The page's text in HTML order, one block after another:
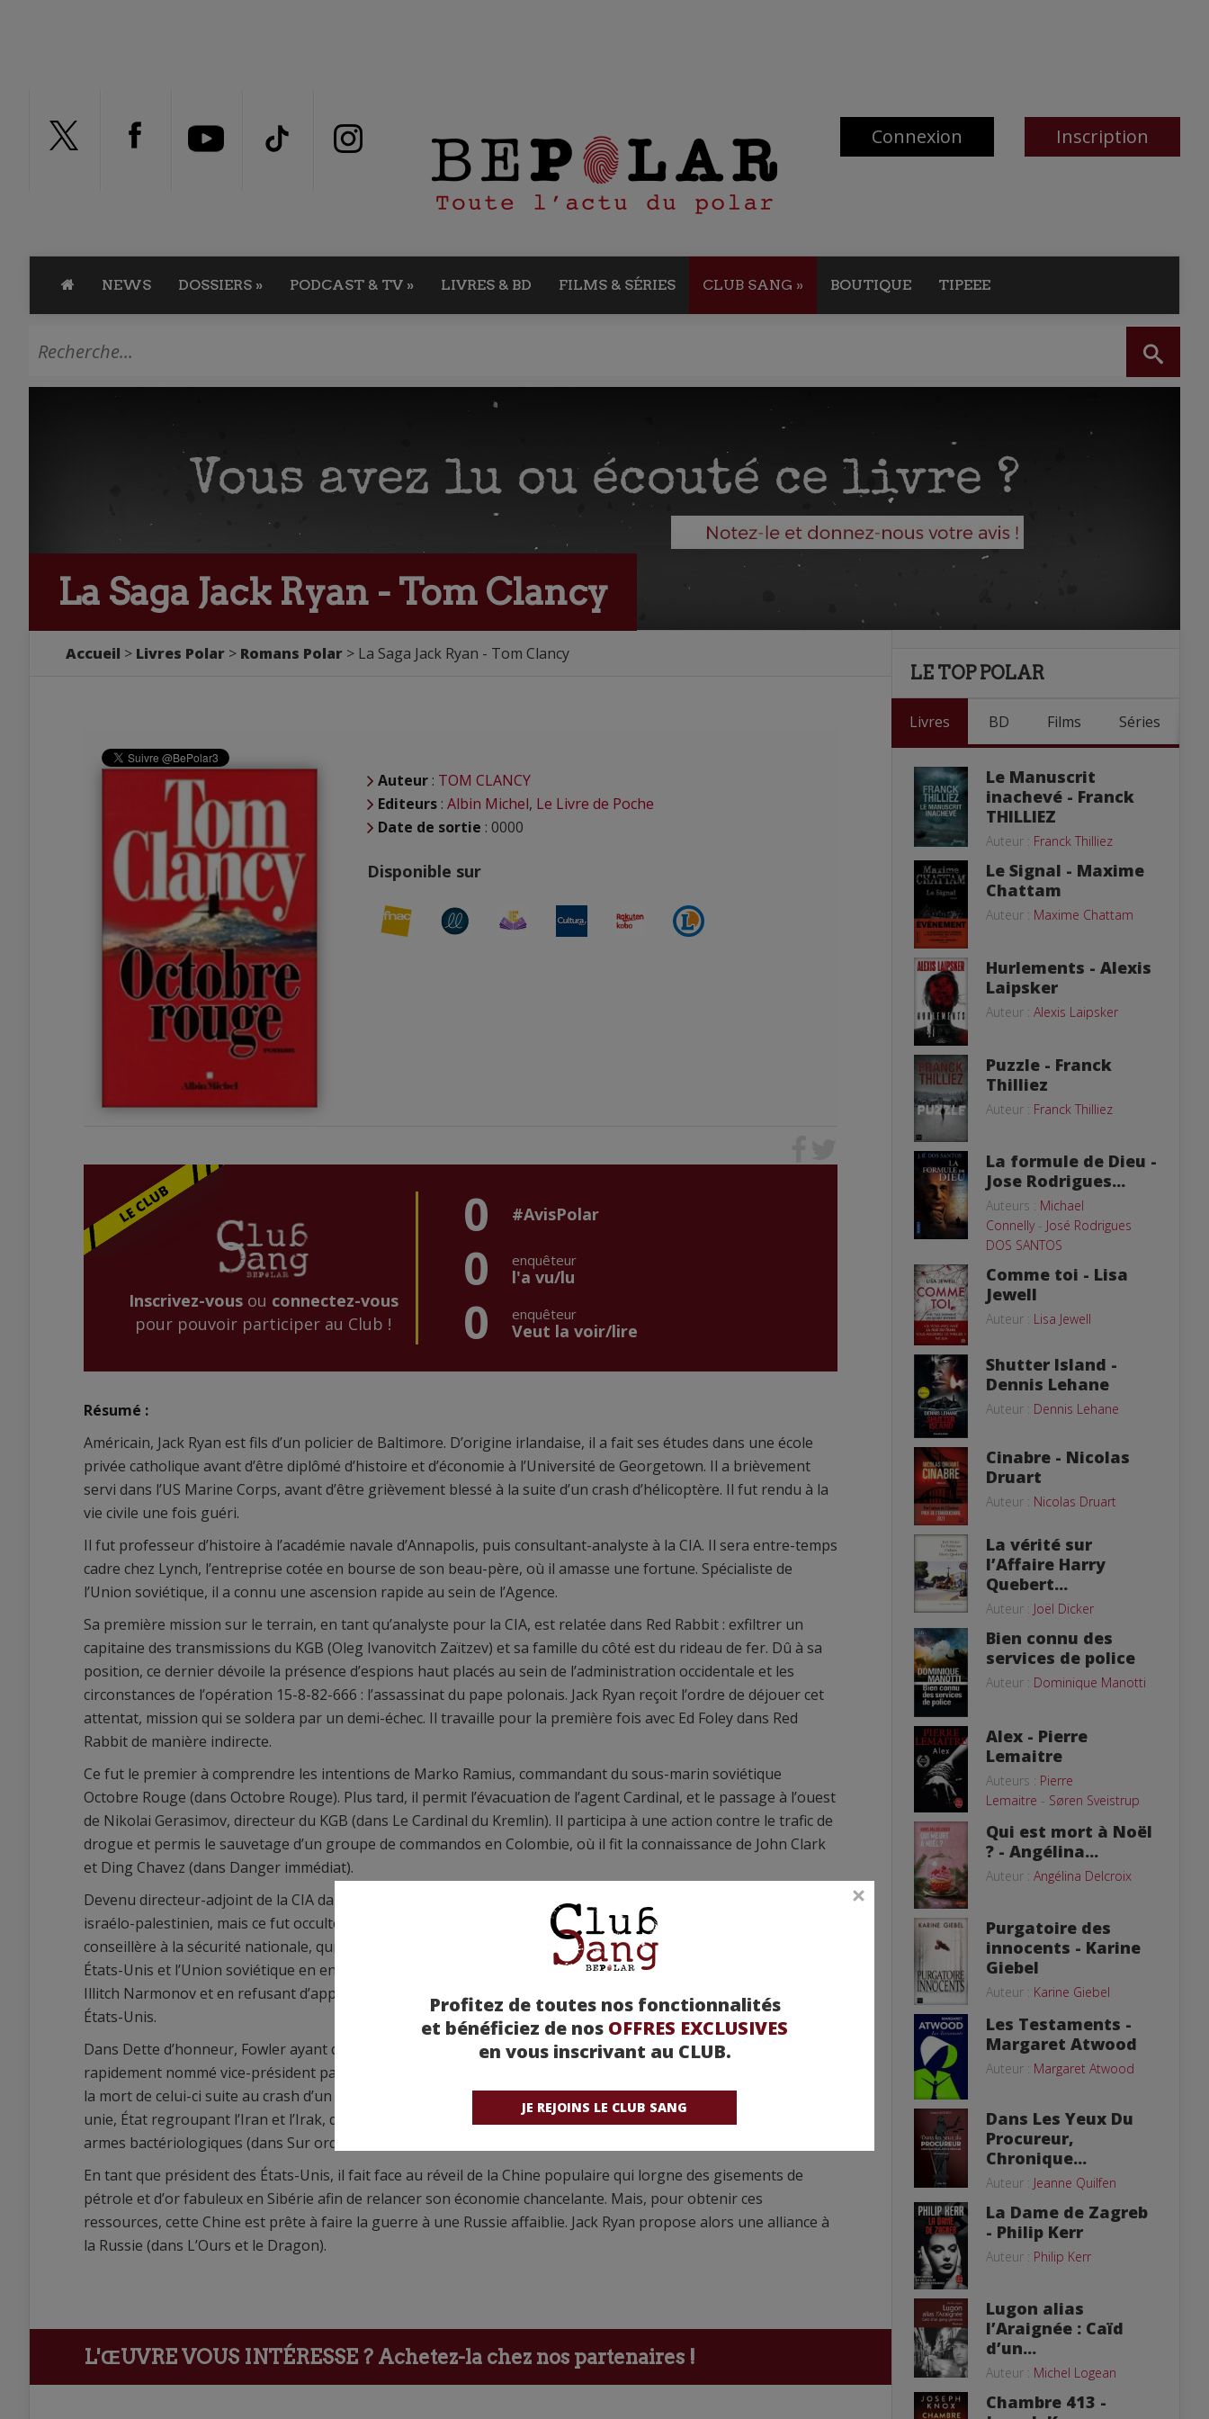
Connexion Inscription
NEWS DOSSIERS » PODCAST & TV » LIVRES & BD FILMS & SÉRIES CLUB SANG » BOUTIQUE TIPEEE
Profitez de toutes nos fonctionnalités
et bénéficiez de nos OFFRES EXCLUSIVES
en vous inscrivant au CLUB.
JE REJOINS LE CLUB SANG
La Saga Jack Ryan - Tom Clancy
Accueil Livres Polar Romans Polar La Saga Jack Ryan - Tom Clancy
Auteur : TOM CLANCY
Editeurs : Albin Michel, Le Livre de Poche
Date de sortie : 0000
Disponible sur
Inscrivez-vousou connectez-vous
pour pouvoir participer au Club !
0 #AvisPolar
0 enquêteur
l'a vu/lu
0 enquêteur
Veut la voir/lire
Résumé :
Américain, Jack Ryan est fils d’un policier de Baltimore. D’origine irlandaise, il a fait ses études dans une école
privée catholique avant d’être diplômé d’histoire et d’économie à l’Université de Georgetown. Il a brièvement
servi dans l’US Marine Corps, avant d’être grièvement blessé à la suite d’un crash d’hélicoptère. Il fut rendu à la
vie civile une fois guéri.
Il fut professeur d’histoire à l’académie navale d’Annapolis, puis consultant-analyste à la CIA. Il sera entre-temps
cadre chez Lynch, l’entreprise cotée en bourse de son beau-père, où il amasse une fortune. Spécialiste de
l’Union soviétique, il a connu une ascension rapide au sein de l’Agence.
Sa première mission sur le terrain, en tant qu’analyste pour la CIA, est relatée dans Red Rabbit : exfiltrer un
capitaine des transmissions du KGB (Oleg Ivanovitch Zaïtzev) et sa famille du côté est du rideau de fer. Dû à sa
position, ce dernier dévoile la présence d’espions haut placés au sein de l’administration occidentale et les
circonstances de l’opération 15-8-82-666 : l’assassinat du pape polonais. Jack Ryan reçoit l’ordre de déjouer cet
attentat, mission qui se soldera par un demi-échec. Il travaille pour la première fois avec Ed Foley dans Red
Rabbit de manière indirecte.
Ce fut le premier à comprendre les intentions de Marko Ramius, commandant du sous-marin soviétique
Octobre Rouge (dans Octobre Rouge). Plus tard, il permit l’évacuation de l’agent Cardinal, et le passage à l’ouest
de Nikolai Gerasimov, directeur du KGB (dans Le Cardinal du Kremlin). Il participa à une action contre le trafic de
drogue et permis le sauvetage d’un groupe de commandos en Colombie, où il fit la connaissance de John Clark
et Ding Chavez (dans Danger immédiat).
Devenu directeur-adjoint de la CIA dans La Somme de toutes les peurs, il fut le principal artisan du plan de paix
israélo-palestinien, mais ce fut occulté par Robert Fowler, président des États-Unis et par Elizabeth Elliot,
conseillère à la sécurité nationale, qui le détestait. Dans cette affaire, il évita une guerre nucléaire entre les
États-Unis et l’Union soviétique en entrant directement en communication avec le président soviétique Andrei
Illitch Narmonov et en refusant d’approuver des frappes nucléaires préventives ordonnées par le président des
États-Unis.
Dans Dette d’honneur, Fowler ayant démissionné, il fut nommé conseiller à la sécurité nationale. Il fut ensuite
rapidement nommé vice-président par le président américain Roger Durling, puis devint président par intérim à
la mort de celui-ci suite au crash d’un Boeing sur le Capitole, menant la guerre contre la République islamique
unie, État regroupant l’Iran et l’Irak, dirigé par l’ayatollah Daryaei, qui avait attaqué les États-Unis avec des
armes bactériologiques (dans Sur ordre).
En tant que président des États-Unis, il fait face au réveil de la Chine populaire qui lorgne des gisements de
pétrole et d’or fabuleux en Sibérie afin de relancer son économie chancelante. Mais, pour obtenir ces
ressources, cette Chine est prête à faire la guerre à une Russie affaiblie. Jack Ryan propose alors une alliance à
la Russie (dans L’Ours et le Dragon).
L'ŒUVRE VOUS INTÉRESSE ? Achetez-la chez nos partenaires !
LE TOP POLAR
Livres BD Films Séries
Le Manuscrit
inachevé - Franck
THILLIEZ
Auteur : Franck Thilliez
Le Signal - Maxime
Chattam
Auteur : Maxime Chattam
Hurlements - Alexis
Laipsker
Auteur : Alexis Laipsker
Puzzle - Franck
Thilliez
Auteur : Franck Thilliez
La formule de Dieu -
Jose Rodrigues...
Auteurs : Michael
Connelly- José Rodrigues
DOS SANTOS
Comme toi - Lisa
Jewell
Auteur : Lisa Jewell
Shutter Island -
Dennis Lehane
Auteur : Dennis Lehane
Cinabre - Nicolas
Druart
Auteur : Nicolas Druart
La vérité sur
l’Affaire Harry
Quebert...
Auteur : Joël Dicker
Bien connu des
services de police
Auteur : Dominique Manotti
Alex - Pierre
Lemaitre
Auteurs : Pierre
Lemaitre - Søren Sveistrup
Qui est mort à Noël
? - Angélina...
Auteur : Angélina Delcroix
Purgatoire des
innocents - Karine
Giebel
Auteur : Karine Giebel
Les Testaments -
Margaret Atwood
Auteur : Margaret Atwood
Dans Les Yeux Du
Procureur,
Chronique...
Auteur : Jeanne Quilfen
La Dame de Zagreb
- Philip Kerr
Auteur : Philip Kerr
Lugon alias
l’Araignée : Caïd
d’un...
Auteur : Michel Logean
Chambre 413 -